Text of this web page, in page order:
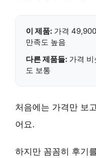
이 제품: 가격
만족도 높음
다른 제품들: 가격 비
도 보통
처음에는 가격만 보
어요.
하지만 꼼꼼히 후기